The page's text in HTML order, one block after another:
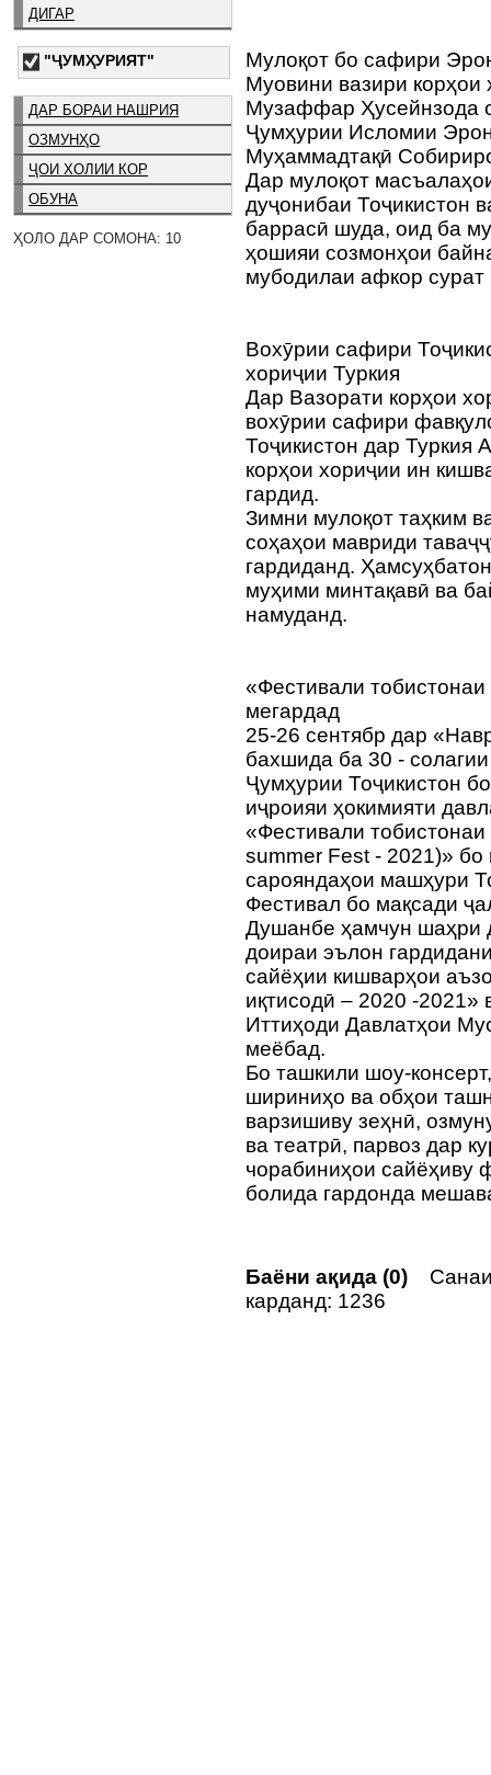
ДИГАР
"ҶУМҲУРИЯТ"
ДАР БОРАИ НАШРИЯ
ОЗМУНҲО
ҶОИ ХОЛИИ КОР
ОБУНА
ҲОЛО ДАР СОМОНА: 10
Мулоқот бо сафири
Муовини вазири корҳои
Музаффар Ҳусейнзода
Ҷумҳурии Исломии
Муҳаммадтақӣ
Дар мулоқот
дуҷонибаи Тоҷикистон
баррасӣ шуда, оид ба
ҳошияи созмонҳои
мубодилаи афкор сурат
Вохӯрии сафири
хориҷии Туркия
Дар Вазорати корҳои
вохӯрии сафири
Тоҷикистон дар Туркия
корҳои хориҷии ин
гардид.
Зимни мулоқот таҳким
соҳаҳои мавриди
гардиданд.
муҳими минтақавӣ ва
намуданд.
«Фестивали
мегардад
25-26 сентябр дар
бахшида ба 30 -
Ҷумҳурии Тоҷикистон
иҷроияи ҳокимияти
«Фестивали
summer Fest - 2021)»
сарояндаҳои машҳури
Фестивал бо мақсади
Душанбе ҳамчун шаҳри
доираи эълон
сайёҳии кишварҳои
иқтисодӣ – 2020 -
Иттиҳоди Давлатҳои
меёбад.
Бо ташкили шоу-
шириниҳо ва обҳои
варзишиву зеҳнӣ,
ва театрӣ, парвоз дар
чорабиниҳои сайёҳиву
болида гардонда
Баёни ақида (0)
карданд: 1236